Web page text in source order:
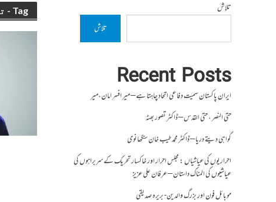
Tag - تعداد رکعت تلاش
تلاش
Recent Posts
ایران پاکستان سمیت دفاعی اتحاد چاہتا ہے – میر افسر امان،میر
حتی النصر ، حتی القدس – ڈاکٹر تصور بھٹہ
گواہی دیتے دریا – ڈاکٹر محمد طیب خان سنگھانوی
احراریوں کی عیاشیاں : مجلس احرار اور خاکسار تحریک کے سربراہوں کی
عیاشیوں کی المناک داستان – عرفان علی عزیز
موبائل فون اور بزرگ والدین- بریرہ صدیقی